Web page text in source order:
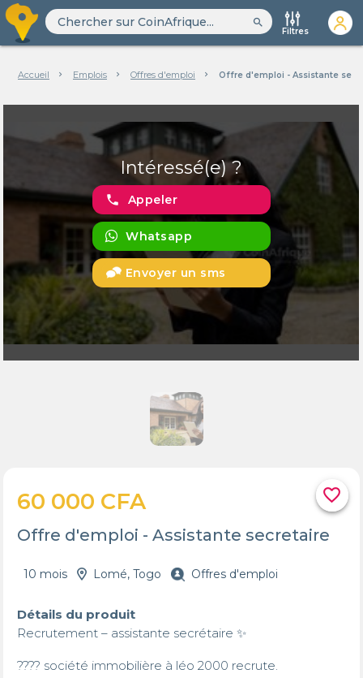
search
Filtres
Accueil Emplois Offres d'emploi Offre d'emploi - Assistante
Intéressé(e) ?
phone Appeler
Whatsapp
Envoyer un sms
favorite_border
60 000 CFA
Offre d'emploi - Assistante secretaire
10 mois Lomé, Togo Offres d'emploi
Détails du produit
Recrutement – assistante secrétaire ✨
???? société immobilière à léo 2000 recrute.